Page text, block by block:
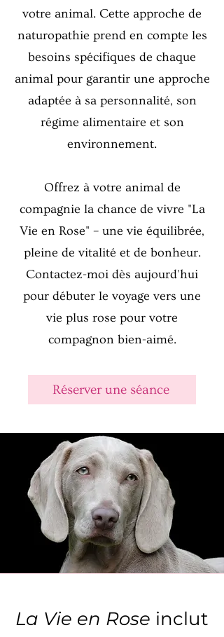
votre animal. Cette approche de
naturopathie prend en compte les
besoins spécifiques de chaque
animal pour garantir une approche
adaptée à sa personnalité, son
régime alimentaire et son
environnement.
Offrez à votre animal de
compagnie la chance de vivre "La
Vie en Rose" – une vie équilibrée,
pleine de vitalité et de bonheur.
Contactez-moi dès aujourd'hui
pour débuter le voyage vers une
vie plus rose pour votre
compagnon bien-aimé.
Réserver une séance
La Vie en Rose inclut